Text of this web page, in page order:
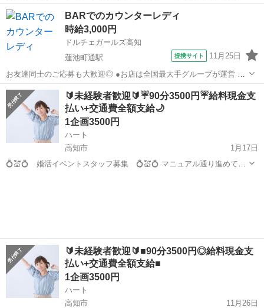
くだけのお仕事です！ どなたでも出来るお仕事です！ 🍰☕🍰 現スタ
ッフの声 🍰☕🍰 「幸せのお手伝い出来て、やりがいあります...
高知 給料
BARでのカウンターレディ
時給3,000円
ドルチェガールズ高知
蓮池町通駅
提携サイト 11月25日
お友達同士のご応募も大歓迎◎ ●お店は全国最大手グループが運営 法
令順守。安全で働きやすい環境を 提供しています。 初めての方もご安
心ください◎ 【お仕事内容】 ★簡単なお酒の作成 ★楽しくおしゃべ
り ・・・この2つだけ...
高知 高知市 蓮池町通駅 その他
🔰未経験者歓迎🔰☔90分3500円☔給料現金支
払い+交通費全額支給🌙
1企画3500円
ハート
高知市
1月17日
💍💒💍 婚活イベントスタッフ募集 💍💒💍 マニュアル通り進めて頂
🔰未経験者歓迎🔰■90分3500円◎給料現金支
払い+交通費全額支給■
1企画3500円
ハート
高知市
11月26日